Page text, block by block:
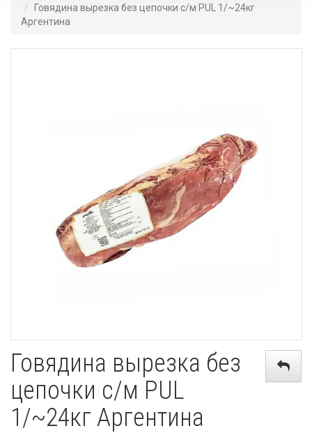
Говядина вырезка без цепочки с/м PUL 1/~24кг
Аргентина
Говядина вырезка без
цепочки с/м PUL
1/~24кг Аргентина